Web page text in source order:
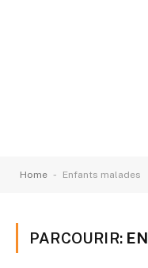
Home - Enfants malades
PARCOURIR: